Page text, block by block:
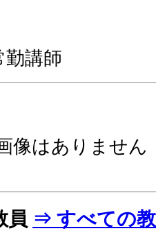
勤講師
像はありません
員 ⇒ すべての